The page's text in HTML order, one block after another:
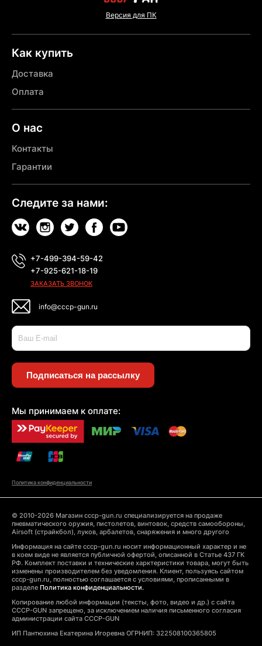
Версия для ПК
Как купить
Доставка
Оплата
О нас
Контакты
Гарантии
Следите за нами:
+7-499-394-59-42
+7-925-621-18-19
ЗАКАЗАТЬ ЗВОНОК
info@cccp-gun.ru
Подписаться на рассылку
Мы принимаем к оплате:
Политика конфиденциальности
© 2010-2026 Магазин cccp-gun.ru специализируется на продаже
пневматического оружия, пистолетов, винтовок, средств самообороны,
Airsoft (страйкбол), луков, арбалетов, снаряжения и много другого
Информация на сайте cccp-gun.ru носит информационный характер и не
в коем виде не является публичной офертой, описанной в Статье 437 ГК
РФ. Комплект поставки и технические харктеристики товара, могут быть
изменены производителем без уведомления. Клиент, пользуясь сайтом
cccp-gun.ru, полностью соглашается с условиями, прописанными в
разделе Политика конфиденциальности.
Копирование любой информации (тексты, фото, видео и др.) с сайта
CCCP-GUN запрещено, за исключением наличия письменного согласия
администрации сайта CCCP-GUN
ИП Пантюхина Екатерина Игоревна ОГРНИП: 322508100365805